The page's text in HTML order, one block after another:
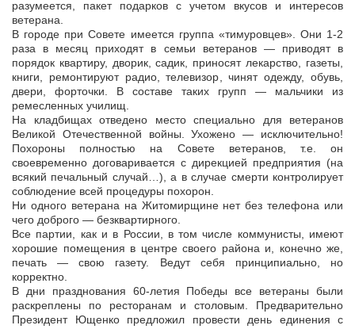
разумеется, пакет подарков с учетом вкусов и интересов
ветерана.
В городе при Совете имеется группа «тимуровцев». Они 1-2
раза в месяц приходят в семьи ветеранов — приводят в
порядок квартиру, дворик, садик, приносят лекарство, газеты,
книги, ремонтируют радио, телевизор, чинят одежду, обувь,
двери, форточки. В составе таких групп — мальчики из
ремесленных училищ.
На кладбищах отведено место специально для ветеранов
Великой Отечественной войны. Ухожено — исключительно!
Похороны полностью на Совете ветеранов, т.е. он
своевременно договаривается с дирекцией предприятия (на
всякий печальный случай…), а в случае смерти контролирует
соблюдение всей процедуры похорон.
Ни одного ветерана на Житомирщине нет без телефона или
чего доброго — безквартирного.
Все партии, как и в России, в том числе коммунисты, имеют
хорошие помещения в центре своего района и, конечно же,
печать — свою газету. Ведут себя принципиально, но
корректно.
В дни празднования 60-летия Победы все ветераны были
раскреплены по ресторанам и столовым. Предварительно
Президент Ющенко предложил провести день единения с